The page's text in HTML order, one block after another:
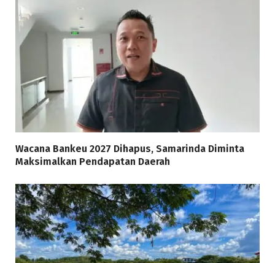
Wacana Bankeu 2027 Dihapus, Samarinda Diminta
Maksimalkan Pendapatan Daerah